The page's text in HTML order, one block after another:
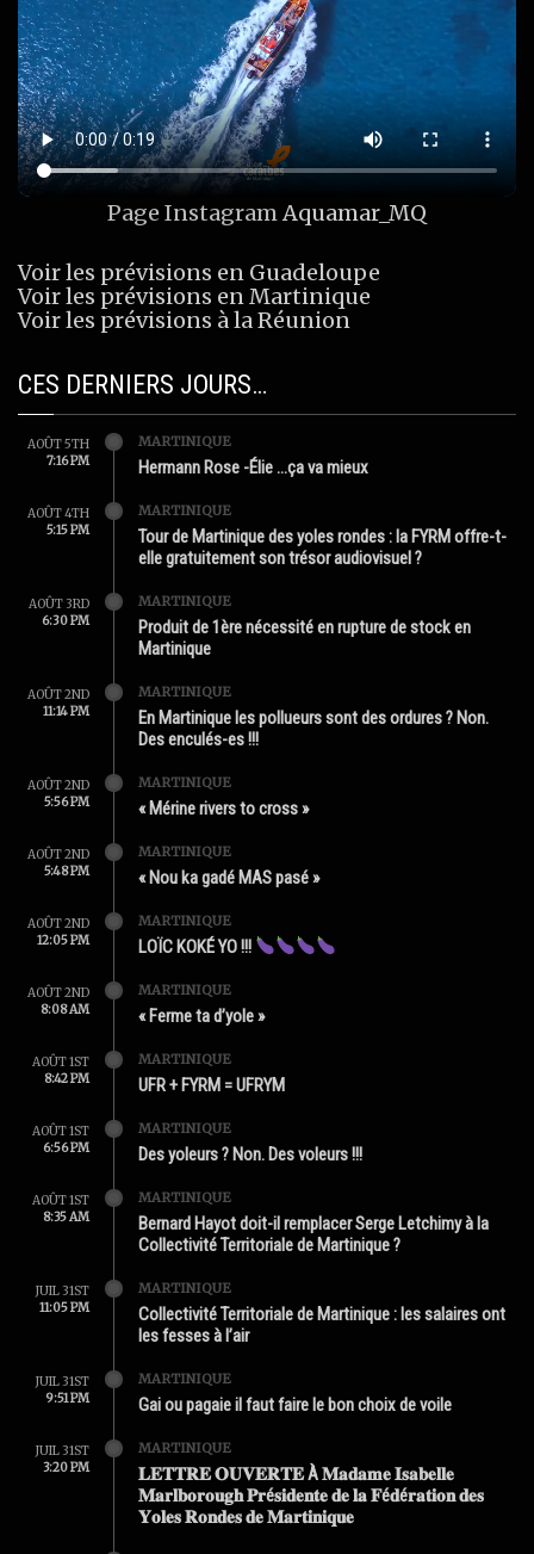
Page InstagramAquamar_MQ
Voir les prévisions en Guadeloupe
Voir les prévisions en Martinique
Voir les prévisions à la Réunion
CES DERNIERS JOURS…
AOÛT 5TH
7:16 PM
MARTINIQUE
Hermann Rose -Élie …ça va mieux
AOÛT 4TH
5:15 PM
MARTINIQUE
Tour de Martinique des yoles rondes : la FYRM offre-t-
elle gratuitement son trésor audiovisuel ?
AOÛT 3RD
6:30 PM
MARTINIQUE
Produit de 1ère nécessité en rupture de stock en
Martinique
AOÛT 2ND
11:14 PM
MARTINIQUE
En Martinique les pollueurs sont des ordures ? Non.
Des enculés-es !!!
AOÛT 2ND
5:56 PM
MARTINIQUE
« Mérine rivers to cross »
AOÛT 2ND
5:48 PM
MARTINIQUE
« Nou ka gadé MAS pasé »
AOÛT 2ND
12:05 PM
MARTINIQUE
LOÏC KOKÉ YO !!!
AOÛT 2ND
8:08 AM
MARTINIQUE
« Ferme ta d’yole »
AOÛT 1ST
8:42 PM
MARTINIQUE
UFR + FYRM = UFRYM
AOÛT 1ST
6:56 PM
MARTINIQUE
Des yoleurs ? Non. Des voleurs !!!
AOÛT 1ST
8:35 AM
MARTINIQUE
Bernard Hayot doit-il remplacer Serge Letchimy à la
Collectivité Territoriale de Martinique ?
JUIL 31ST
11:05 PM
MARTINIQUE
Collectivité Territoriale de Martinique : les salaires ont
les fesses à l’air
JUIL 31ST
9:51 PM
MARTINIQUE
Gai ou pagaie il faut faire le bon choix de voile
JUIL 31ST
3:20 PM
MARTINIQUE
𝐋𝐄𝐓𝐓𝐑𝐄 𝐎𝐔𝐕𝐄𝐑𝐓𝐄 À 𝐌𝐚𝐝𝐚𝐦𝐞 𝐈𝐬𝐚𝐛𝐞𝐥𝐥𝐞
𝐌𝐚𝐫𝐥𝐛𝐨𝐫𝐨𝐮𝐠𝐡 𝐏𝐫é𝐬𝐢𝐝𝐞𝐧𝐭𝐞 𝐝𝐞 𝐥𝐚 𝐅é𝐝é𝐫𝐚𝐭𝐢𝐨𝐧 𝐝𝐞𝐬
𝐘𝐨𝐥𝐞𝐬 𝐑𝐨𝐧𝐝𝐞𝐬 𝐝𝐞 𝐌𝐚𝐫𝐭𝐢𝐧𝐢𝐪𝐮𝐞